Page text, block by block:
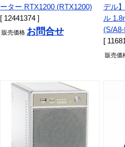
ーター RTX1200 (RTX1200)
[ 12441374 ]
販売価格 お問合せ
デル
ル
(S/
[
販売価